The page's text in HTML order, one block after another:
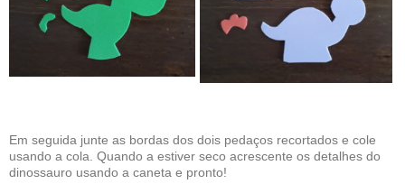
Em seguida junte as bordas dos dois pedaços recortados e cole
usando a cola. Quando a estiver seco acrescente os detalhes do
dinossauro usando a caneta e pronto!